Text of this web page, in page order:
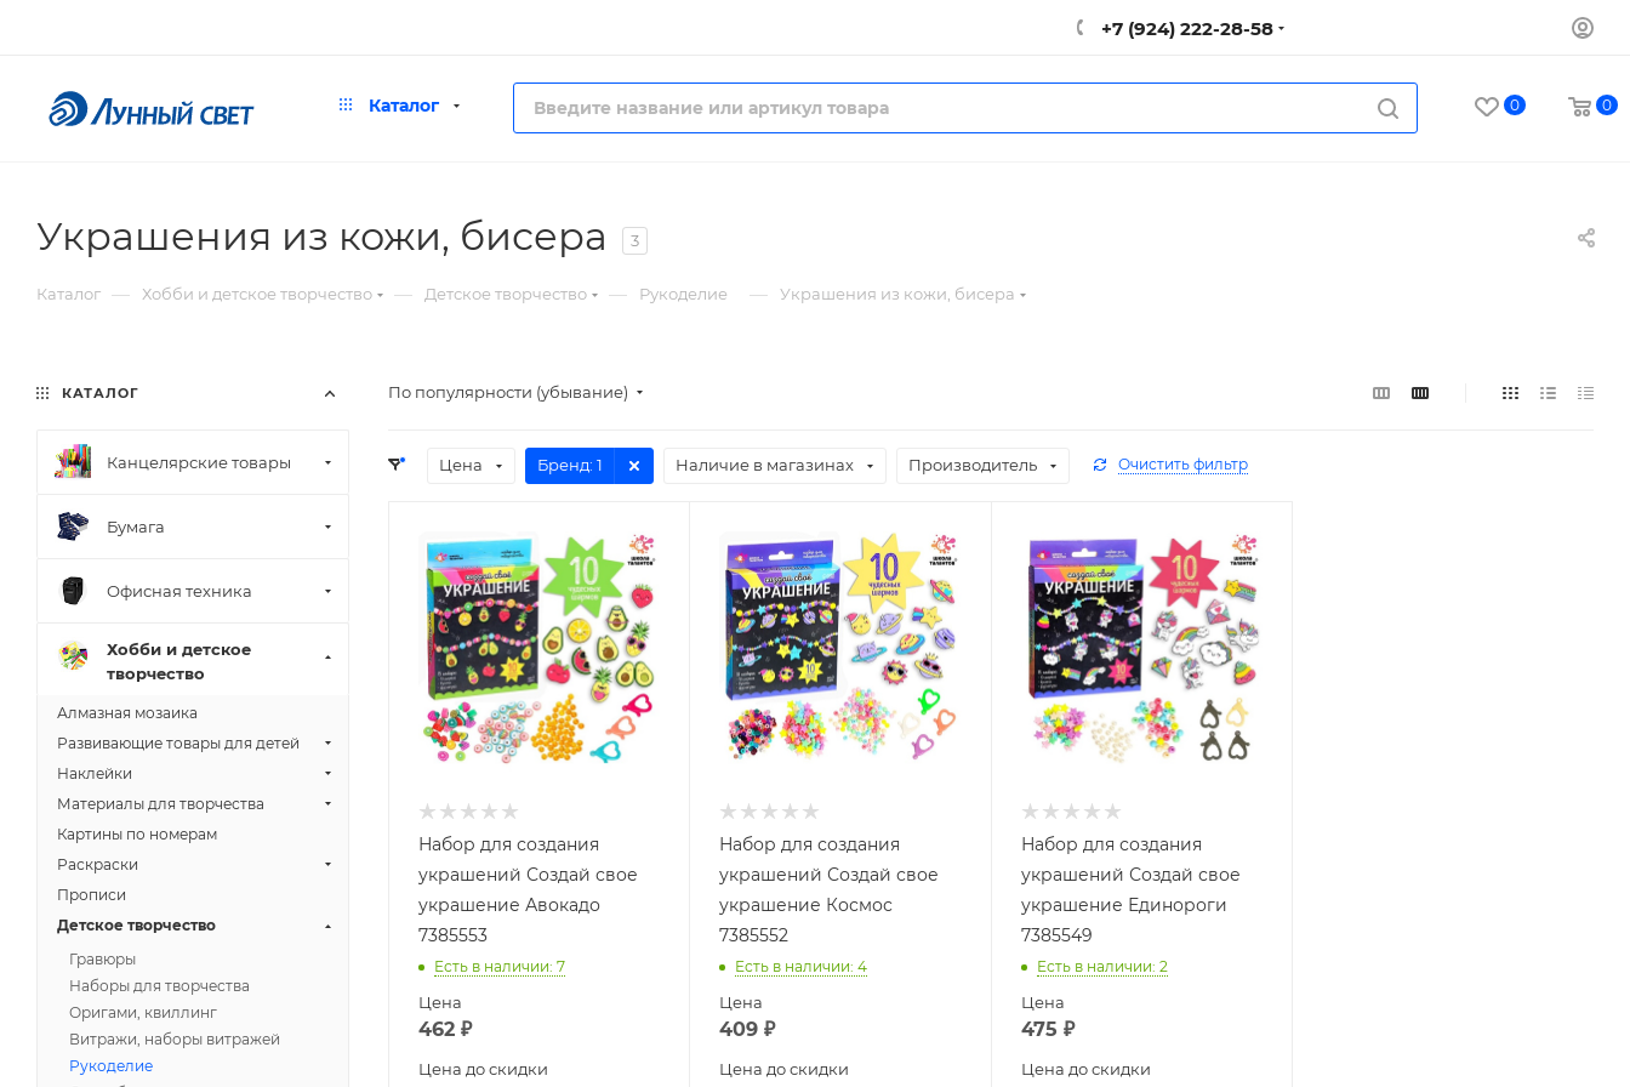
+7 (924) 222-28-58
Каталог 0 0
Украшения из кожи, бисера 3
Каталог — Хобби и детское творчество — Детское творчество — Рукоделие — Украшения из кожи, бисера
По популярности (убывание)
Цена Бренд: 1 Наличие в магазинах Производитель Очистить фильтр
Набор для создания
украшений Создай свое
украшение Авокадо
7385553
Есть в наличии: 7
Цена
462 ₽
Цена до скидки
Набор для создания
украшений Создай свое
украшение Космос
7385552
Есть в наличии: 4
Цена
409 ₽
Цена до скидки
Набор для создания
украшений Создай свое
украшение Единороги
7385549
Есть в наличии: 2
Цена
475 ₽
Цена до скидки
КАТАЛОГ
Канцелярские товары
Бумага
Офисная техника
Хобби и детское
творчество
Алмазная мозаика
Развивающие товары для детей
Наклейки
Материалы для творчества
Картины по номерам
Раскраски
Прописи
Детское творчество
Гравюры
Наборы для творчества
Оригами, квиллинг
Витражи, наборы витражей
Рукоделие